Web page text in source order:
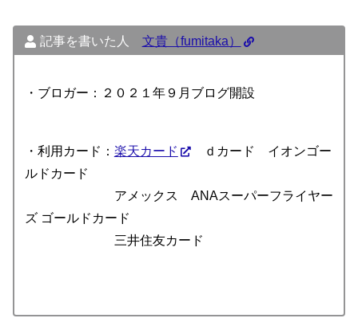
記事を書いた人 文貴（fumitaka）
・ブロガー：２０２１年９月ブログ開設
・利用カード： 楽天カード
ｄカード イオンゴー
ルドカード
アメックス ANAスーパーフライヤー
ズ ゴールドカード
三井住友カード